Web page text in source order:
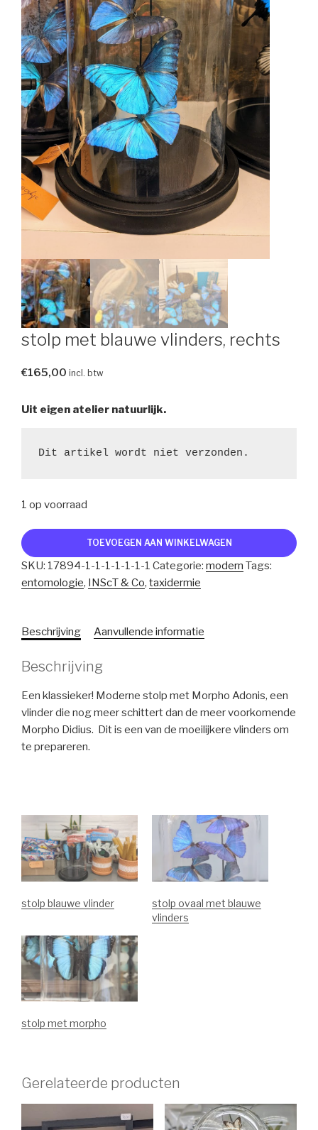
stolp met blauwe vlinders, rechts
€165,00 incl. btw
Uit eigen atelier natuurlijk.
Dit artikel wordt niet verzonden.
1 op voorraad
stolp
met
blauwe
vlinders,
TOEVOEGEN AAN WINKELWAGEN
SKU: 17894-1-1-1-1-1-1-1 Categorie: modern Tags:
entomologie, INScT & Co, taxidermie
Beschrijving Aanvullende informatie
Beschrijving
Een klassieker! Moderne stolp met Morpho Adonis, een
vlinder die nog meer schittert dan de meer voorkomende
Morpho Didius. Dit is een van de moeilijkere vlinders om
te prepareren.
stolp blauwe vlinder
stolp ovaal met blauwe
vlinders
stolp met morpho
Gerelateerde producten